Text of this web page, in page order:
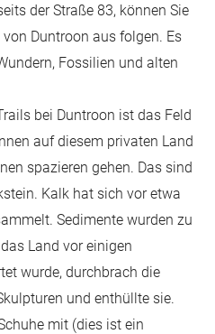
der Straße 83, können Sie
Duntroon aus folgen. Es
Fossilien und alten
bei Duntroon ist das Feld
auf diesem privaten Land
spazieren gehen. Das sind
Kalk hat sich vor etwa
Sedimente wurden zu
Land vor einigen
wurde, durchbrach die
und enthüllte sie.
mit (dies ist ein